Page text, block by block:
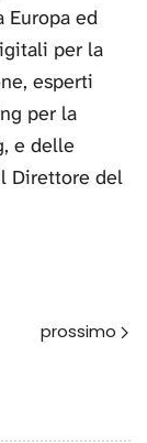
Europa ed
per la
esperti
per la
e delle
Direttore del